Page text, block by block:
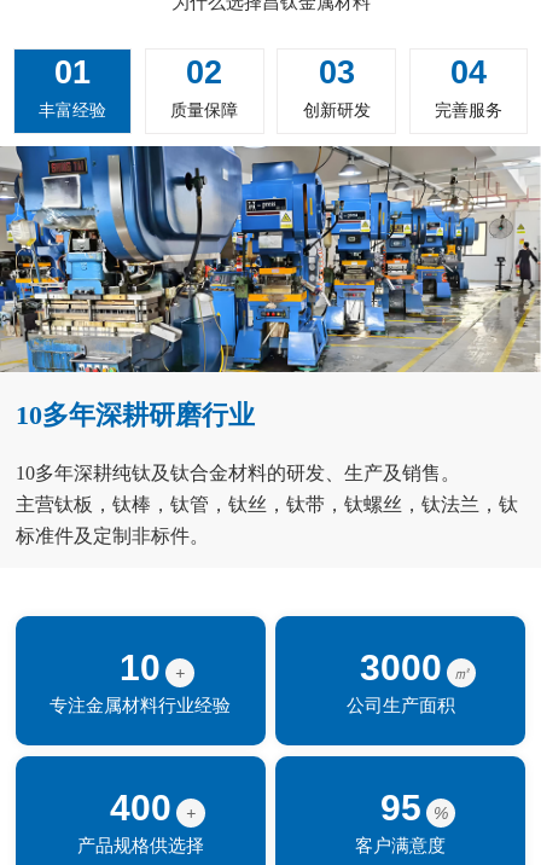
01
丰富经验
02
质量保障
03
创新研发
04
完善服务
10多年深耕研磨行业
10多年深耕纯钛及钛合金材料的研发、生产及销售。
主营钛板，钛棒，钛管，钛丝，钛带，钛螺丝，钛法兰，钛
标准件及定制非标件。
10
+
专注金属材料行业经验
3000
㎡
公司生产面积
400
+
产品规格供选择
95
%
客户满意度